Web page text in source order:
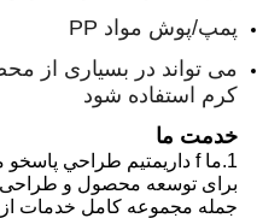
پمپ/پوش مواد PP
می تواند در بسیاری از
کرم استفاده شود
خدمت ما
1. ما f داریم تيم طراحي پاسخو
برای توسعه محصول و طراحی،
جمله مجموعه کامل خدمات